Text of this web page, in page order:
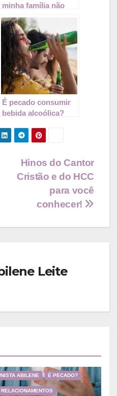
minha família não
aceita. E agora?
É pecado consumir
bebida alcoólica?
Hinos do Cantor
Cristão e do HCC
para você
conhecer!
Leite
ABILENE É PECADO?
RELACIONAMENTOS